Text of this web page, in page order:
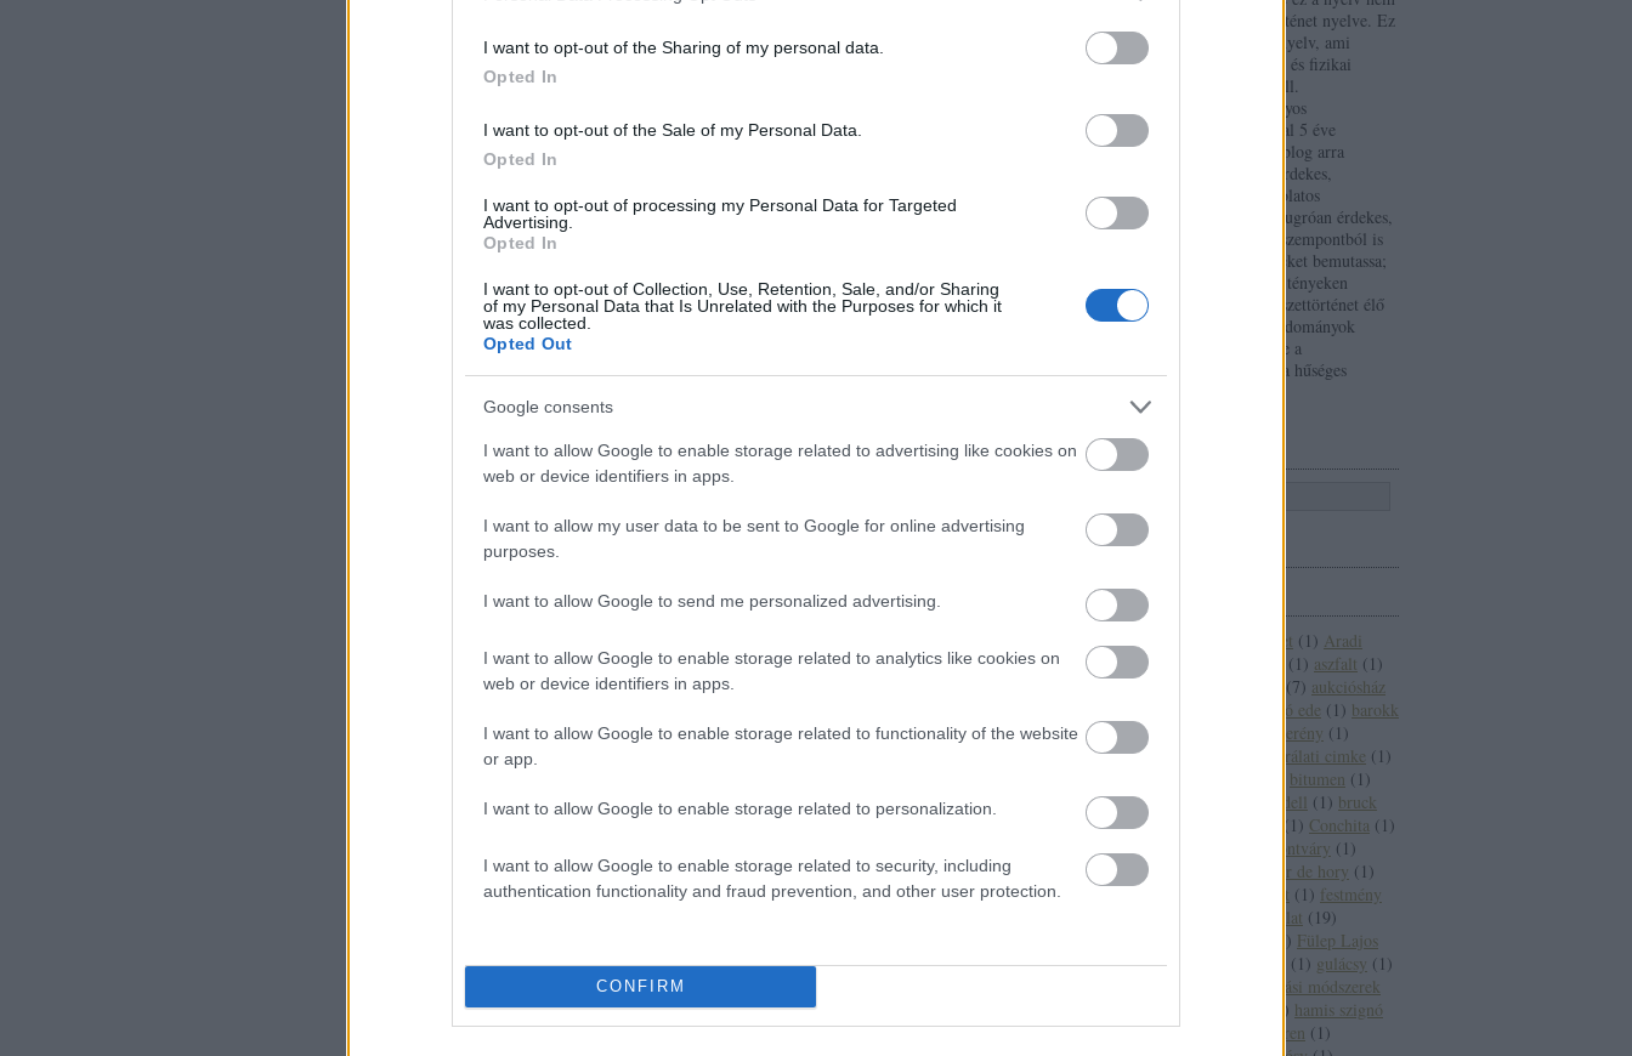
I want to opt-out of the Sharing of my personal data.
Opted In
I want to opt-out of the Sale of my Personal Data.
Opted In
I want to opt-out of processing my Personal Data for Targeted
Advertising.
Opted In
I want to opt-out of Collection, Use, Retention, Sale, and/or Sharing
of my Personal Data that Is Unrelated with the Purposes for which it
was collected.
Opted Out
Google consents
I want to allow Google to enable storage related to advertising like cookies on
web or device identifiers in apps.
I want to allow my user data to be sent to Google for online advertising
purposes.
I want to allow Google to send me personalized advertising.
I want to allow Google to enable storage related to analytics like cookies on
web or device identifiers in apps.
I want to allow Google to enable storage related to functionality of the website
or app.
I want to allow Google to enable storage related to personalization.
I want to allow Google to enable storage related to security, including
authentication functionality and fraud prevention, and other user protection.
CONFIRM
csak a művészettörténet nyelve. Ez
az új nyelv olyan nyelv, ami
kémiai képletekből és fizikai
tulajdonságokból áll.
Természettudományos
festményvizsgálattal 5 éve
foglalkozom, ez a blog arra
hivatott, hogy az érdekes,
hamisítással kapcsolatos
történeteket és a kiugróan érdekes,
művészettörténeti szempontból is
jelentős eredményeket bemutassa;
nem csupán száraz tényeken
keresztül. A művészettörténet élő
"organizmus", a tudományok
királynője, mellette a
festményvizsgálat a hűséges
17. századi festészet ( 1 ) Aradi
( 1 ) aszfalt ( 1 )
(7) aukciósház
balló ede ( 1 ) barokk
berény ( 1 )
bírálati cimke ( 1 )
bitumen ( 1 )
Bridell ( 1 ) bruck
( 1 ) Conchita ( 1 )
Csontváry ( 1 )
elmyr de hory ( 1 )
festészet ( 1 ) festmény
festményvizsgálat ( 19)
) Fülep Lajos
(1 ( 1 ) gulácsy ( 1 )
hamisítási módszerek
) hamis szignó
(1) han van meegeren ( 1 )